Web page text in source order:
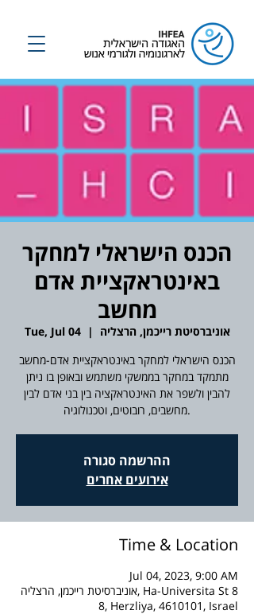
הכנס הישראלי למחקר
באינטראקציית אדם
מחשב
Tue, Jul 04
  |
אוניברסיטת רייכמן, הרצליה
הכנס הישראלי למחקר באינטראקציית אדם-מחשב
מתמקד במחקר בממשקי משתמש ובאופן בו ניתן
להבין ולשפר את האינטראקציה בין בני אדם לבין
מחשבים, רובוטים, וטכנולוגיה.
ההרשמה סגורה
אירועים אחרים
Time & Location
Jul 04, 2023, 9:00 AM
אוניברסיטת רייכמן, הרצליה, Ha-Universita St 8
8, Herzliya, 4610101, Israel